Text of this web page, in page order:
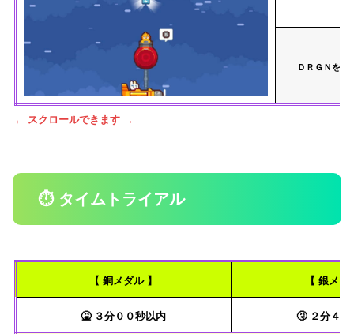
ＤＲＧＮを倒
← スクロールできます →
⏱ タイムトライアル
【 銅メダル 】 【 銀メダ
🤮 ３分００秒以内 🤧 ２分４０